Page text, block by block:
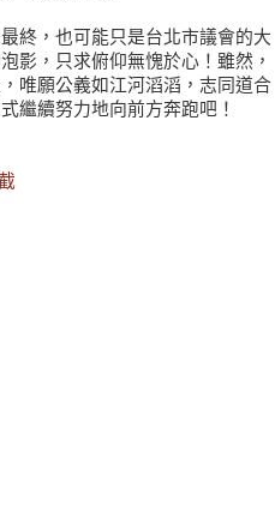
終，也可能只是台北市議會的大
影，只求俯仰無愧於心！雖然，
唯願公義如江河滔滔，志同道合
繼續努力地向前方奔跑吧！